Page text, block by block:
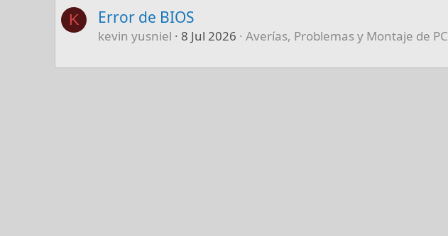
K Error de BIOS
kevin yusniel 8 Jul 2026 Averías, Problemas y Montaje de PC